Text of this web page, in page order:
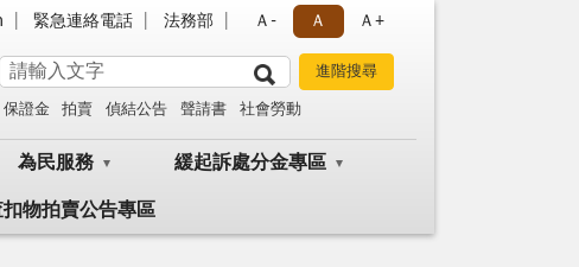
緊急連絡電話 法務部 Ａ- Ａ Ａ+
保證金 拍賣 偵結公告 聲請書 社會勞動
為民服務 緩起訴處分金專區
扣物拍賣公告專區